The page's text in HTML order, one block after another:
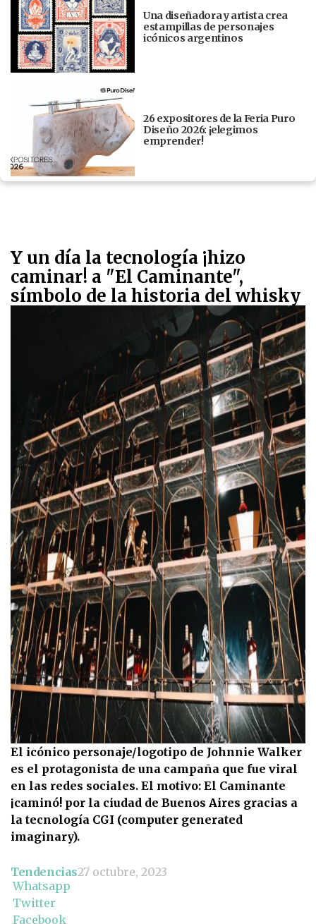
Una diseñadora y artista crea
estampillas de personajes
icónicos argentinos
26 expositores de la Feria Puro
Diseño 2026: ¡elegimos
emprender!
Y un día la tecnología ¡hizo
caminar! a "El Caminante",
símbolo de la historia del whisky
El icónico personaje/logotipo de Johnnie Walker
es el protagonista de una campaña que fue viral
en las redes sociales. El motivo: El Caminante
¡caminó! por la ciudad de Buenos Aires gracias a
la tecnología CGI (computer generated
imaginary).
Tendencias27 octubre, 2023
Whatsapp
Twitter
Facebook